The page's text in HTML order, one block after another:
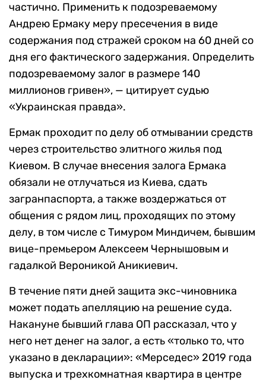
частично. Применить к подозреваемому
Андрею Ермаку меру пресечения в виде
содержания под стражей сроком на 60 дней со
дня его фактического задержания. Определить
подозреваемому залог в размере 140
миллионов гривен», — цитирует судью
«Украинская правда».
Ермак проходит по делу об отмывании средств
через строительство элитного жилья под
Киевом. В случае внесения залога Ермака
обязали не отлучаться из Киева, сдать
загранпаспорта, а также воздержаться от
общения с рядом лиц, проходящих по этому
делу, в том числе с Тимуром Миндичем, бывшим
вице-премьером Алексеем Чернышовым и
гадалкой Вероникой Аникиевич.
В течение пяти дней защита экс-чиновника
может подать апелляцию на решение суда.
Накануне бывший глава ОП рассказал, что у
него нет денег на залог, а есть «только то, что
указано в декларации»: «Мерседес» 2019 года
выпуска и трехкомнатная квартира в центре